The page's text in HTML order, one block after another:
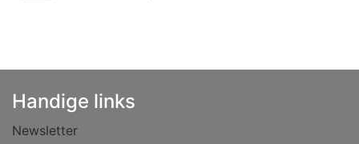
Handige links
Newsletter